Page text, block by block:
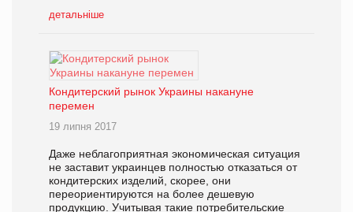
детальніше
Кондитерский рынок Украины накануне
перемен
19 липня 2017
Даже неблагоприятная экономическая ситуация
не заставит украинцев полностью отказаться от
кондитерских изделий, скорее, они
переориентируются на более дешевую
продукцию. Учитывая такие потребительские